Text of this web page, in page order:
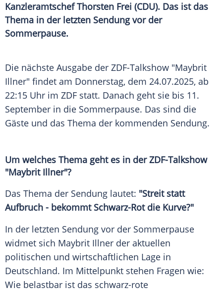
Kanzleramtschef Thorsten Frei (CDU). Das ist das
Thema in der letzten Sendung vor der
Sommerpause.
Die nächste Ausgabe der ZDF-Talkshow "Maybrit
Illner" findet am Donnerstag, dem 24.07.2025, ab
22:15 Uhr im ZDF statt. Danach geht sie bis 11.
September in die Sommerpause. Das sind die
Gäste und das Thema der kommenden Sendung.
Um welches Thema geht es in der ZDF-Talkshow
"Maybrit Illner"?
Das Thema der Sendung lautet: "Streit statt
Aufbruch - bekommt Schwarz-Rot die Kurve?"
In der letzten Sendung vor der Sommerpause
widmet sich Maybrit Illner der aktuellen
politischen und wirtschaftlichen Lage in
Deutschland. Im Mittelpunkt stehen Fragen wie:
Wie belastbar ist das schwarz-rote